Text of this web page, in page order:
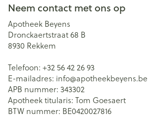
Neem contact met ons op
Apotheek Beyens
Dronckaertstraat 68 B
8930 Rekkem
Telefoon: +32 56 42 26 93
E-mailadres: info@apotheekbeyens.be
APB nummer: 343302
Apotheek titularis: Tom Goesaert
BTW nummer: BE0420027816